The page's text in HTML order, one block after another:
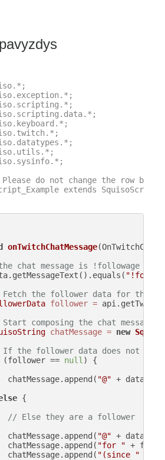
do not change the row
extends SquisoScript
onTwitchChatMessage
chat message is !followage
the follower data for the
follower =
composing the chat message
chatMessage = new
the follower data does not
(follower == null ) {
chatMessage.append(
"@" +
{
// Else they are a follower
chatMessage.append(
"@" +
chatMessage.append(
"for " +
chatMessage.append(
"(since "